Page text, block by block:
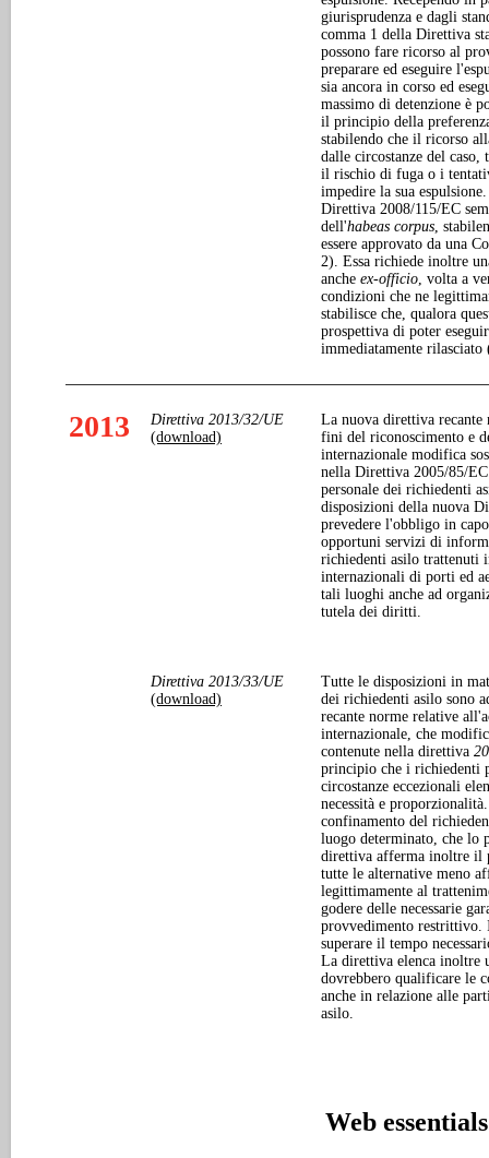
giurisprudenza e dagli
comma 1 della Direttiva
possono fare ricorso al
preparare ed eseguire
sia ancora in corso ed
massimo di detenzione è
il principio della
stabilendo che il ricorso
dalle circostanze del
il rischio di fuga o i
impedire la sua
Direttiva 2008/115/EC
dell'habeas corpus,
essere approvato da una
2). Essa richiede inoltre
anche ex-officio, volta a
condizioni che ne
stabilisce che, qualora
prospettiva di poter
immediatamente
2013
Direttiva 2013/32/UE
(download)
La nuova direttiva
fini del riconoscimento e
internazionale modifica
nella Direttiva 2005/85/
personale dei richiedenti
disposizioni della nuova
prevedere l'obbligo in
opportuni servizi di
richiedenti asilo trattenuti
internazionali di porti ed
tali luoghi anche ad
tutela dei diritti.
Direttiva 2013/33/UE
(download)
Tutte le disposizioni in
dei richiedenti asilo sono
recante norme relative
internazionale, che
contenute nella direttiva
principio che i richiedenti
circostanze ecce­zionali
necessità e
confinamento del
luogo determinato, che lo
direttiva afferma inoltre il
tutte le alternative meno
legittimamente al
godere delle necessarie
provvedimento restrittivo.
superare il tempo
La direttiva elenca inoltre
dovrebbero qualificare le
anche in relazione alle
asilo.
Web essentials